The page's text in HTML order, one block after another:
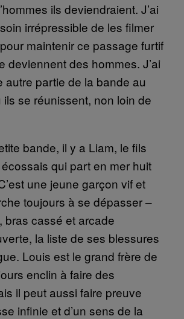
ils deviendraient. J’ai
irrépressible de les filmer
maintenir ce passage furtif
deviennent des hommes. J’ai
autre partie de la bande au
se réunissent, non loin de
bande, il y a Liam, le fils
qui part en mer huit
une jeune garçon vif et
toujours à se dépasser –
bras cassé et arcade
la liste de ses blessures
Louis est le grand frère de
enclin à faire des
il peut aussi faire preuve
infinie et d’un sens de la